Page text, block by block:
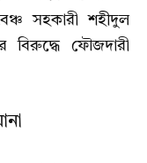
সহকারী শহীদুল
বিরুদ্ধে ফৌজদারী